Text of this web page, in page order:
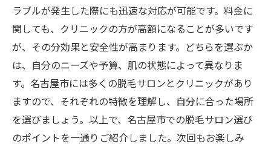
ラブルが発生した際にも迅速な対応が可能です。料金に
関しても、クリニックの方が高額になることが多いです
が、その分効果と安全性が高まります。どちらを選ぶか
は、自分のニーズや予算、肌の状態によって異なりま
す。名古屋市には多くの脱毛サロンとクリニックがあり
ますので、それぞれの特徴を理解し、自分に合った場所
を選びましょう。以上で、名古屋市での脱毛サロン選び
のポイントを一通りご紹介しました。次回もお楽しみ